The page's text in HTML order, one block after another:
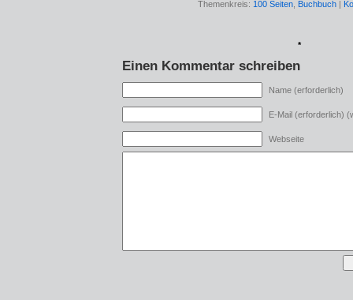
Themenkreis: 100 Seiten Buchbuch
*
Einen Kommentar schreiben
Name (erforderlich)
E-Mail (erforderlich)
Webseite